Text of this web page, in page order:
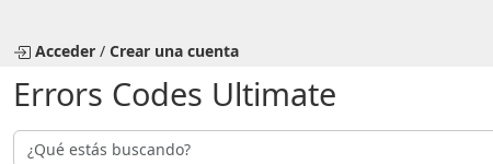
Acceder / Crear una cuenta
Errors Codes Ultimate
Buscar